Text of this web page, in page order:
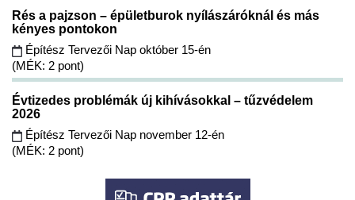
Rés a pajzson – épületburok nyílászáróknál és más
kényes pontokon
Építész Tervezői Nap október 15-én
(MÉK: 2 pont)
Évtizedes problémák új kihívásokkal – tűzvédelem
2026
Építész Tervezői Nap november 12-én
(MÉK: 2 pont)